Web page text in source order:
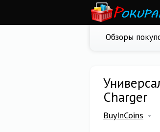
Обзоры
Charger
BuyInCoins